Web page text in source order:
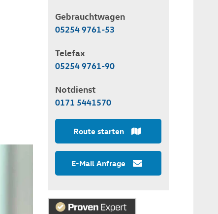
Gebrauchtwagen
05254 9761-53
Telefax
05254 9761-90
Notdienst
0171 5441570
Route starten
E-Mail Anfrage